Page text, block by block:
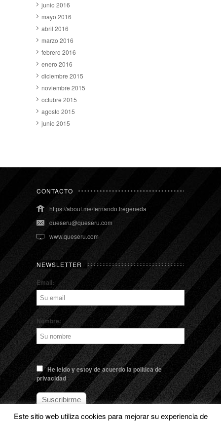
junio 2016
mayo 2016
abril 2016
marzo 2016
febrero 2016
enero 2016
diciembre 2015
noviembre 2015
octubre 2015
agosto 2015
junio 2015
CONTACTO
https://about.me/fernando.fregeneda
queseru@queseru.com
www.queseru.com
NEWSLETTER
Email:
Nombre:
He leído y estoy de acuerdo la política de
privacidad
Este sitio web utiliza cookies para mejorar su experiencia de